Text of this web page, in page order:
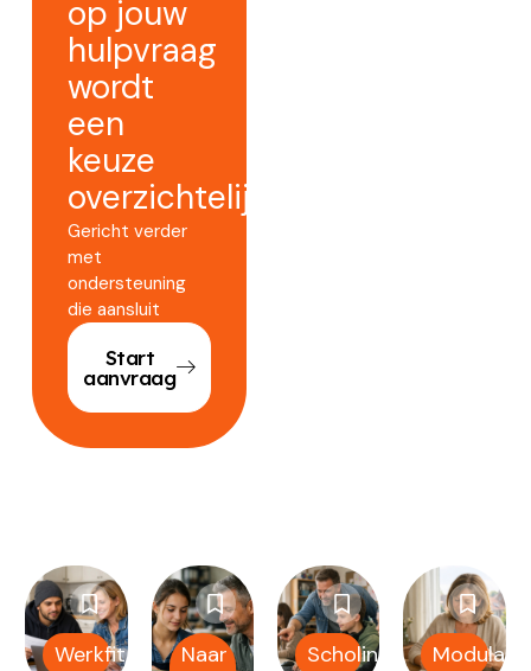
op jouw
hulpvraag
wordt
een
keuze
overzichtelijker.
Gericht verder
met
ondersteuning
die aansluit
Start
aanvraag
Werkfit
Naar
Scholing Modulair